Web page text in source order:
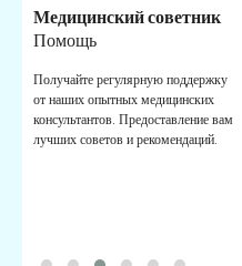
Медицинский советник
Помощь
Получайте регулярную поддержку
от наших опытных медицинских
консультантов. Предоставление вам
лучших советов и рекомендаций.